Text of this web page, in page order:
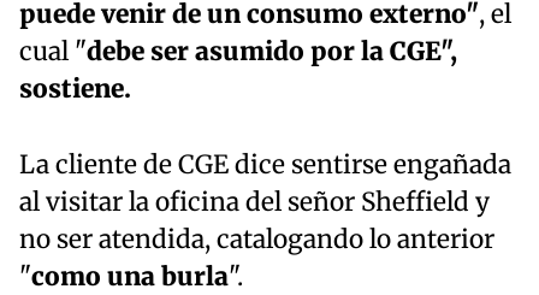
puede venir de un consumo externo", el
cual "debe ser asumido por la CGE",
sostiene.
La cliente de CGE dice sentirse engañada
al visitar la oficina del señor Sheffield y
no ser atendida, catalogando lo anterior
"como una burla".